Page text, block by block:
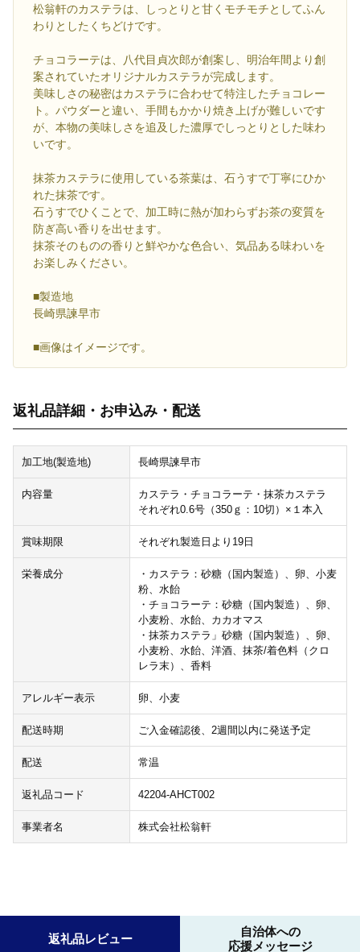
松翁軒のカステラは、しっとりと甘くモチモチとしてふん
わりとしたくちどけです。
チョコラーテは、八代目貞次郎が創案し、明治年間より創
案されていたオリジナルカステラが完成します。
美味しさの秘密はカステラに合わせて特注したチョコレー
ト。パウダーと違い、手間もかかり焼き上げが難しいです
が、本物の美味しさを追及した濃厚でしっとりとした味わ
いです。
抹茶カステラに使用している茶葉は、石うすで丁寧にひか
れた抹茶です。
石うすでひくことで、加工時に熱が加わらずお茶の変質を
防ぎ高い香りを出せます。
抹茶そのものの香りと鮮やかな色合い、気品ある味わいを
お楽しみください。
■製造地
長崎県諫早市
■画像はイメージです。
返礼品詳細・お申込み・配送
加工地(製造地) 長崎県諫早市
内容量
カステラ・チョコラーテ・抹茶カステラ
それぞれ0.6号（350ｇ：10切）×１本入
賞味期限 それぞれ製造日より19日
栄養成分
・カステラ：砂糖（国内製造）、卵、小麦
粉、水飴
・チョコラーテ：砂糖（国内製造）、卵、
小麦粉、水飴、カカオマス
・抹茶カステラ」砂糖（国内製造）、卵、
小麦粉、水飴、洋酒、抹茶/着色料（クロ
レラ末）、香料
アレルギー表示 卵、小麦
配送時期 ご入金確認後、2週間以内に発送予定
配送 常温
返礼品コード 42204-AHCT002
事業者名 株式会社松翁軒
返礼品レビュー
自治体への
応援メッセージ